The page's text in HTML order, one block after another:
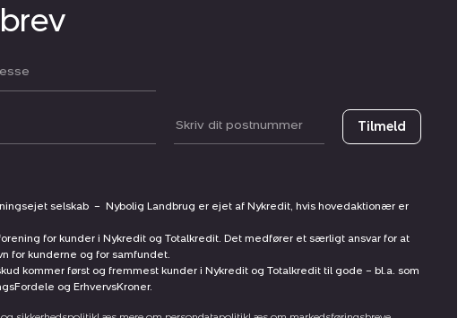
Postnummer Tilmeld
selskab – Nybolig Landbrug er ejet af Nykredit, hvis hovedaktionær er
for kunder i Nykredit og Totalkredit. Det medfører et særligt ansvar for at
for kunderne og for samfundet.
kommer først og fremmest kunder i Nykredit og Totalkredit til gode – bl.a. som
og ErhvervsKroner.